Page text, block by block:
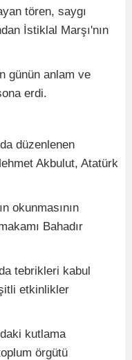
tören, saygı
İstiklal Marşı'nın
günün anlam ve
erdi.
düzenlenen
Akbulut, Atatürk
okunmasının
Bahadır
tebrikleri kabul
etkinlikler
kutlama
örgütü